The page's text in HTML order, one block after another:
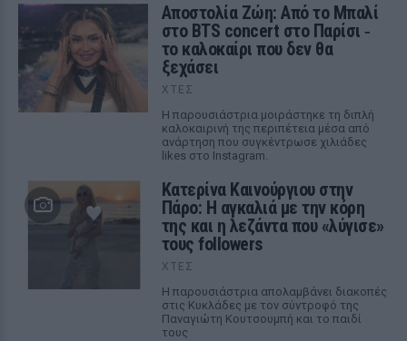
Αποστολία Ζώη: Από το Μπαλί
στο BTS concert στο Παρίσι ‑
το καλοκαίρι που δεν θα
ξεχάσει
ΧΤΕΣ
Η παρουσιάστρια μοιράστηκε τη διπλή
καλοκαιρινή της περιπέτεια μέσα από
ανάρτηση που συγκέντρωσε χιλιάδες
likes στο Instagram.
Κατερίνα Καινούργιου στην
Πάρο: Η αγκαλιά με την κόρη
της και η λεζάντα που «λύγισε»
τους followers
ΧΤΕΣ
Η παρουσιάστρια απολαμβάνει διακοπές
στις Κυκλάδες με τον σύντροφό της
Παναγιώτη Κουτσουμπή και το παιδί
τους